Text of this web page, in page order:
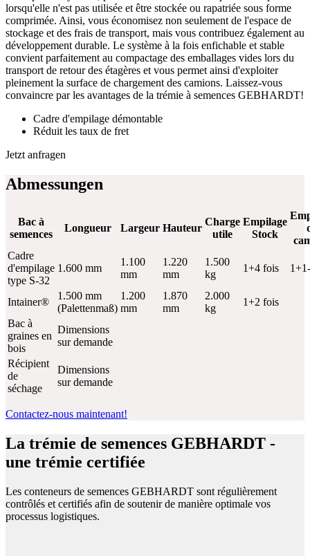
lorsqu'elle n'est pas utilisée et être stockée ou rapatriée sous forme
comprimée. Ainsi, vous économisez non seulement de l'espace de
stockage et des frais de transport, mais vous contribuez également au
développement durable. Le système à la fois enfichable et stable
convient parfaitement au compactage des emballages vides lors du
transport de retour des étagères et vous permet ainsi d'exploiter
pleinement la surface de chargement des camions. Laissez-vous
convaincre par les avantages de la trémie à semences GEBHARDT!
Cadre d'empilage démontable
Réduit les taux de fret
Jetzt anfragen
Abmessungen
Bac à
semences
Longueur Largeur Hauteur
Charge
utile
Empilage
Stock
Cadre
d'empilage
type S-32
1.600 mm
1.100
mm
1.220
mm
1.500
kg
1+4 fois
Intainer®
1.500 mm
(Palettenmaß)
1.200
mm
1.870
mm
2.000
kg
1+2 fois
Bac à
graines en
bois
Dimensions
sur demande
Récipient
de
séchage
Dimensions
sur demande
Contactez-nous maintenant!
La trémie de semences GEBHARDT -
une trémie certifiée
Les conteneurs de semences GEBHARDT sont régulièrement
contrôlés et certifiés afin de soutenir de manière optimale vos
processus logistiques.